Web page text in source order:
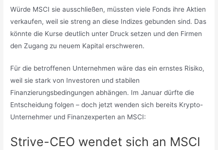
Würde MSCI sie ausschließen, müssten viele Fonds ihre Aktien
verkaufen, weil sie streng an diese Indizes gebunden sind. Das
könnte die Kurse deutlich unter Druck setzen und den Firmen
den Zugang zu neuem Kapital erschweren.
Für die betroffenen Unternehmen wäre das ein ernstes Risiko,
weil sie stark von Investoren und stabilen
Finanzierungsbedingungen abhängen. Im Januar dürfte die
Entscheidung folgen – doch jetzt wenden sich bereits Krypto-
Unternehmer und Finanzexperten an MSCI:
Strive-CEO wendet sich an MSCI